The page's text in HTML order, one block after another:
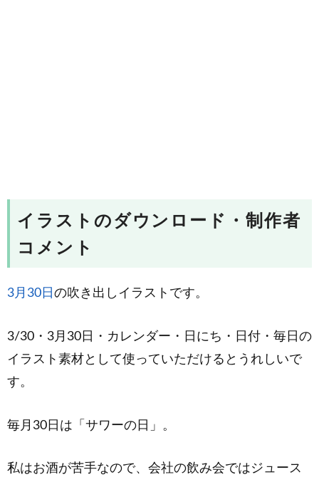
イラストのダウンロード・制作者
コメント
3月30日 の吹き出しイラストです。
3/30・3月30日・カレンダー・日にち・日付・毎日の
イラスト素材として使っていただけるとうれしいで
す。
毎月30日は「サワーの日」。
私はお酒が苦手なので、会社の飲み会ではジュース